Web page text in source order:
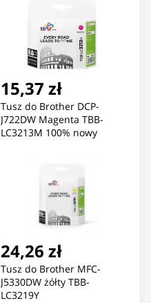
15,37 zł
Tusz do Brother DCP-
J722DW Magenta TBB-
LC3213M 100% nowy
24,26 zł
Tusz do Brother MFC-
J5330DW żółty TBB-
LC3219Y